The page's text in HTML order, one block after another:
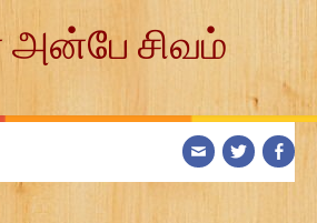
சிவம்